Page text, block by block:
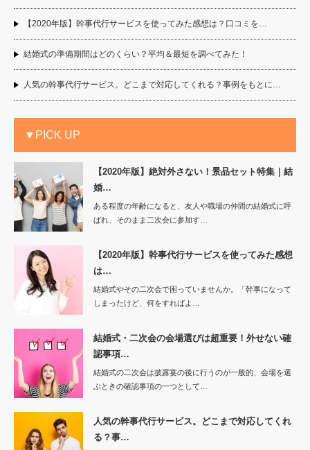
【2020年版】幹事代行サービスを使ってみた感想は？口コミを…
結婚式の準備期間はどのくらい？平均＆最短を調べてみた！
人気の幹事代行サービス。どこまで対応してくれる？事例をもとに…
▼PICK UP
【2020年版】絶対外さない！景品セット特集｜結
婚…
ある程度の年齢になると、友人や職場の仲間の結婚式に呼
ばれ、そのまま二次会に参加す…
【2020年版】幹事代行サービスを使ってみた感想
は…
結婚式やその二次会で困っていませんか。「幹事になって
しまったけど、何をすればよ…
結婚式・二次会の会場選びは超重要！外せない確
認事項…
結婚式の二次会は披露宴の後に行うのが一般的、会場を選
ぶときの確認事項の一つとして…
人気の幹事代行サービス。どこまで対応してくれ
る？事…